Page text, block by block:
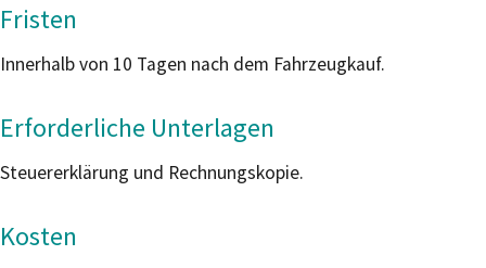
Fristen
Innerhalb von 10 Tagen nach dem Fahrzeugkauf.
Erforderliche Unterlagen
Steuererklärung und Rechnungskopie.
Kosten